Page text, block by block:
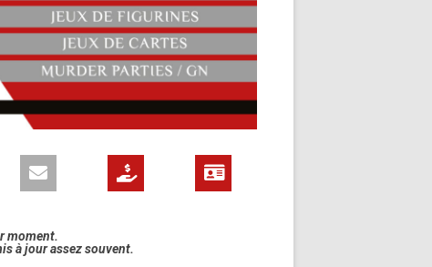
moment.
à jour assez souvent.